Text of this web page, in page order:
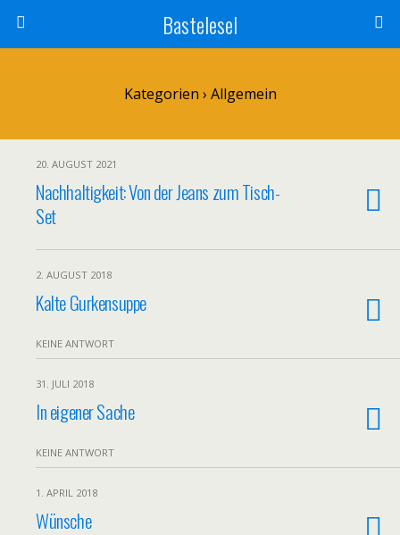
Bastelesel
Kategorien › Allgemein
20. AUGUST 2021
Nachhaltigkeit: Von der Jeans zum Tisch-
Set
2. AUGUST 2018
Kalte Gurkensuppe
KEINE ANTWORT
31. JULI 2018
In eigener Sache
KEINE ANTWORT
1. APRIL 2018
Wünsche